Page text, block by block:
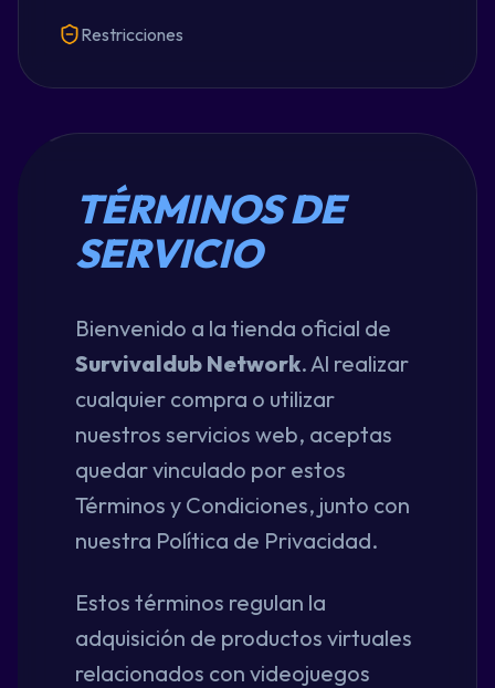
Restricciones
TÉRMINOS DE
SERVICIO
Bienvenido a la tienda oficial de
Survivaldub Network. Al realizar
cualquier compra o utilizar
nuestros servicios web, aceptas
quedar vinculado por estos
Términos y Condiciones, junto con
nuestra Política de Privacidad.
Estos términos regulan la
adquisición de productos virtuales
relacionados con videojuegos